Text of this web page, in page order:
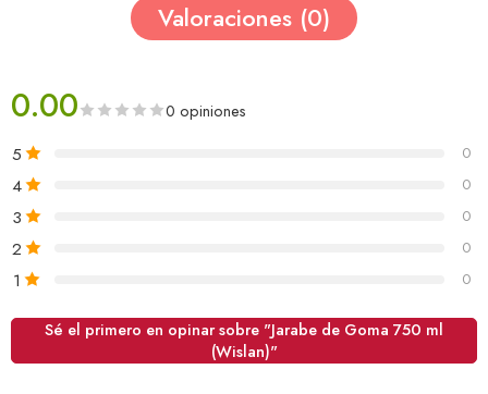
Valoraciones (0)
0.00 0 opiniones
5 0
4 0
3 0
2 0
1 0
Sé el primero en opinar sobre "Jarabe de Goma 750 ml
(Wislan)"